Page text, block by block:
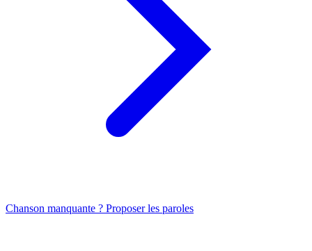
Chanson manquante ? Proposer les paroles